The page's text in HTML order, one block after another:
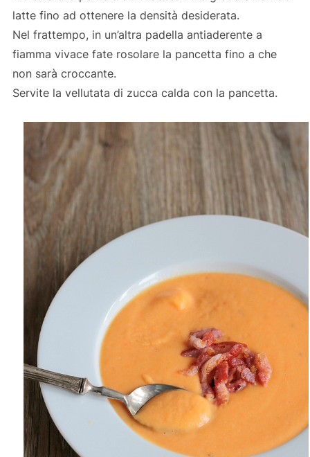
latte fino ad ottenere la densità desiderata.
Nel frattempo, in un’altra padella antiaderente a
fiamma vivace fate rosolare la pancetta fino a che
non sarà croccante.
Servite la vellutata di zucca calda con la pancetta.